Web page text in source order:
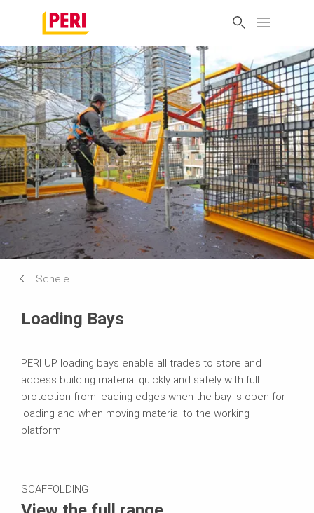
Schele
Loading Bays
PERI UP loading bays enable all trades to store and
access building material quickly and safely with full
protection from leading edges when the bay is open for
loading and when moving material to the working
platform.
SCAFFOLDING